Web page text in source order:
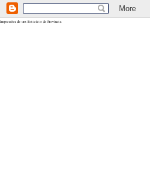
<$BlogRSDUrl$>
Impressões de um Boticário de Província